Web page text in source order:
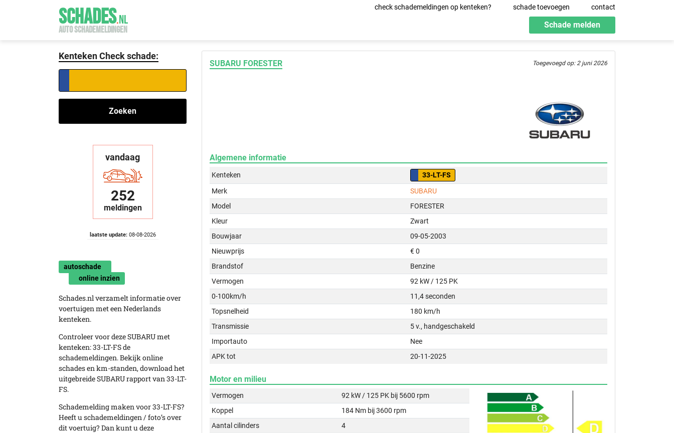
SCHADES.NL
AUTO SCHADEMELDINGEN
check schademeldingen op kenteken? schade toevoegen contact
Schade melden
Kenteken Check schade:
Zoeken
vandaag
252
meldingen
laatste update:08-08-2026
autoschade
online inzien
Schades.nl verzamelt informatie over
voertuigen met een Nederlands
kenteken.
Controleer voor deze SUBARU met
kenteken: 33-LT-FS de
schademeldingen. Bekijk online
schades en km-standen, download het
uitgebreide SUBARU rapport van 33-LT-
FS.
Schademelding maken voor 33-LT-FS?
Heeft u schademeldingen / foto’s over
dit voertuig? Dan kunt u deze
SUBARU FORESTER Toegevoegd op: 2 juni 2026
Algemene informatie
Kenteken
33-LT-FS
Merk
SUBARU
Model
FORESTER
Kleur
Zwart
Bouwjaar
09-05-2003
Nieuwprijs
€ 0
Brandstof
Benzine
Vermogen
92 kW / 125 PK
0-100km/h
11,4 seconden
Topsnelheid
180 km/h
Transmissie
5 v., handgeschakeld
Importauto
Nee
APK tot
20-11-2025
Motor en milieu
Vermogen
92 kW / 125 PK bij 5600 rpm
Koppel
184 Nm bij 3600 rpm
Aantal cilinders
4